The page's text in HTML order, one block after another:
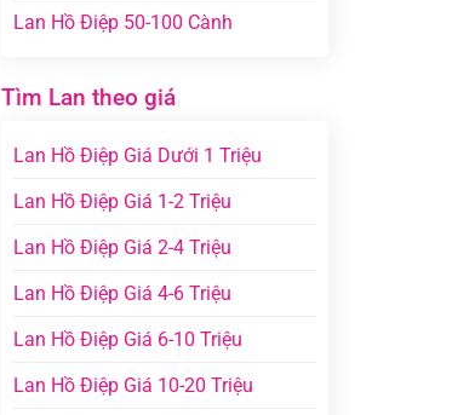
Lan Hồ Điệp 50-100 Cành
Tìm Lan theo giá
Lan Hồ Điệp Giá Dưới 1 Triệu
Lan Hồ Điệp Giá 1-2 Triệu
Lan Hồ Điệp Giá 2-4 Triệu
Lan Hồ Điệp Giá 4-6 Triệu
Lan Hồ Điệp Giá 6-10 Triệu
Lan Hồ Điệp Giá 10-20 Triệu